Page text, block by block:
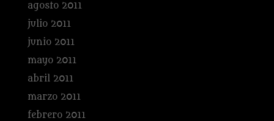
agosto 2011
julio 2011
junio 2011
mayo 2011
abril 2011
marzo 2011
febrero 2011